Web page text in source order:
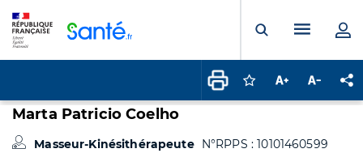
Ouvrir laMenu
Connectez-vous
Augmenter la
Marta Patricio Coelho
Masseur-Kinésithérapeute N°RPPS : 10101460599